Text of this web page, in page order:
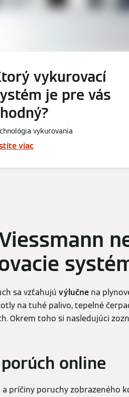
vykurovací
je pre vás
vykurovania
viac
sa vzťahujú výlučne na
na tuhé palivo, tepelné
Okrem toho si nasledujúci
online
a príčiny poruchy zobrazeného